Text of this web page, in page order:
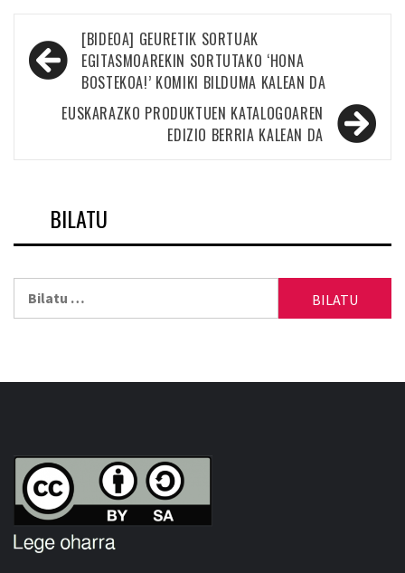
Bidalketetan
zehar
nabigatu
[BIDEOA] GEURETIK SORTUAK
EGITASMOAREKIN SORTUTAKO ‘HONA
BOSTEKOA!’ KOMIKI BILDUMA KALEAN DA
EUSKARAZKO PRODUKTUEN KATALOGOAREN
EDIZIO BERRIA KALEAN DA
BILATU